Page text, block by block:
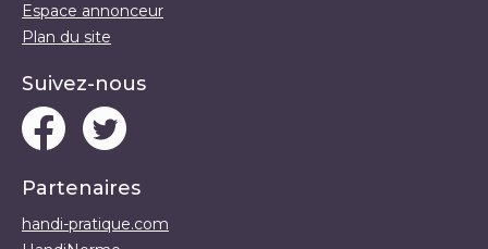
Espace annonceur
Plan du site
Suivez-nous
Partenaires
handi-pratique.com